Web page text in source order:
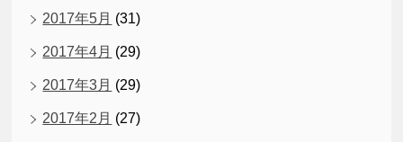
2017年5月 (31)
2017年4月 (29)
2017年3月 (29)
2017年2月 (27)